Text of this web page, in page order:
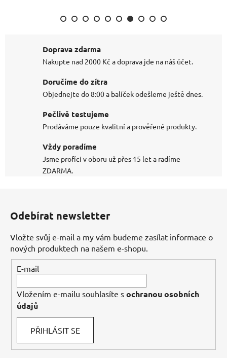
Doprava zdarma
Nakupte nad 2000 Kč a doprava jde na náš účet.
Doručíme do zítra
Objednejte do 8:00 a balíček odešleme ještě dnes.
Pečlivě testujeme
Prodáváme pouze kvalitní a prověřené produkty.
Vždy poradíme
Jsme profíci v oboru už přes 15 let a radíme
ZDARMA.
Odebírat newsletter
Vložte svůj e-mail a my vám budeme zasílat informace o
nových produktech na našem e-shopu.
E-mail
Vložením e-mailu souhlasíte s ochranou osobních
údajů
PŘIHLÁSIT SE